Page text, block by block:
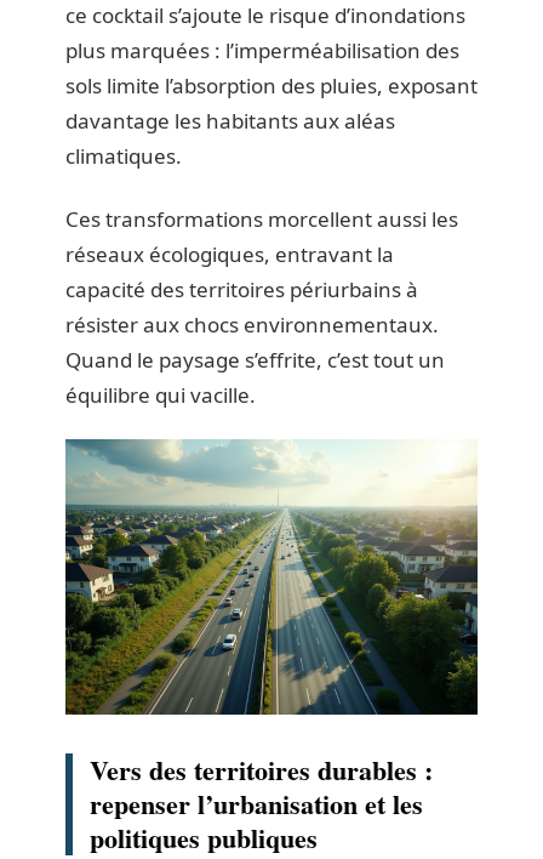
ce cocktail s’ajoute le risque d’inondations
plus marquées : l’imperméabilisation des
sols limite l’absorption des pluies, exposant
davantage les habitants aux aléas
climatiques.
Ces transformations morcellent aussi les
réseaux écologiques, entravant la
capacité des territoires périurbains à
résister aux chocs environnementaux.
Quand le paysage s’effrite, c’est tout un
équilibre qui vacille.
Vers des territoires durables :
repenser l’urbanisation et les
politiques publiques